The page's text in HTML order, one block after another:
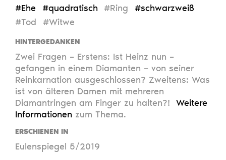
#Ehe
#quadratisch #Ring
#schwarzweiß
#Tod
#Witwe
HINTERGEDANKEN
Zwei Fragen – Erstens: Ist Heinz nun –
gefangen in einem Diamanten – von seiner
Reinkarnation ausgeschlossen? Zweitens: Was
ist von älteren Damen mit mehreren
Diamantringen am Finger zu halten?! Weitere
Informationen zum Thema.
ERSCHIENEN IN
Eulenspiegel 5/2019